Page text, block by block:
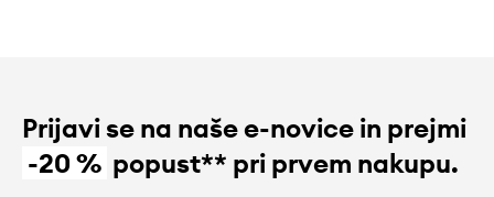
Prijavi se na naše e-novice in prejmi
-20 % popust** pri prvem nakupu.